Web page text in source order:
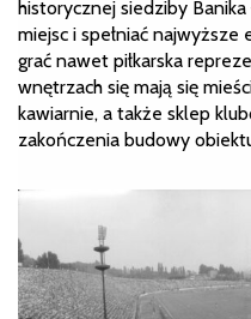
historycznej siedziby
miejsc i spełniać najwyższe
grać nawet piłkarska
wnętrzach się mają się
kawiarnie, a także sklep
zakończenia budowy